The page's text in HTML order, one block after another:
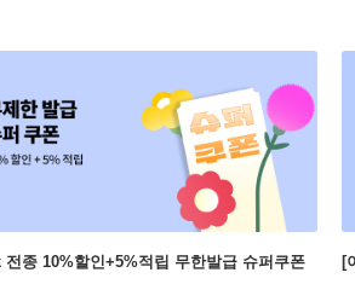
전종 10%할인+5%적립 무한발급 슈퍼쿠폰 [